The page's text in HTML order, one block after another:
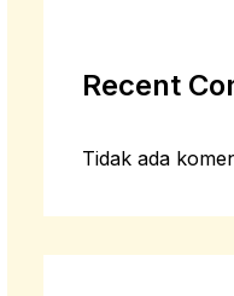
Recent
Tidak ada